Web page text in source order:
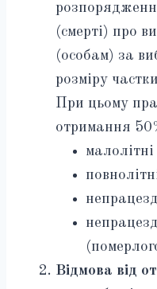
(смерті) про
(особам) за
розміру
При цьому
отримання
Відмова від